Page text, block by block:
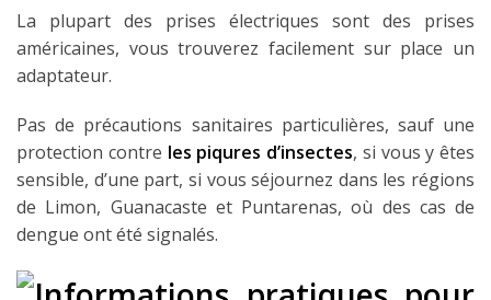
La plupart des prises électriques sont des prises
américaines, vous trouverez facilement sur place un
adaptateur.
Pas de précautions sanitaires particulières, sauf une
protection contre les piqures d’insectes, si vous y êtes
sensible, d’une part, si vous séjournez dans les régions
de Limon, Guanacaste et Puntarenas, où des cas de
dengue ont été signalés.